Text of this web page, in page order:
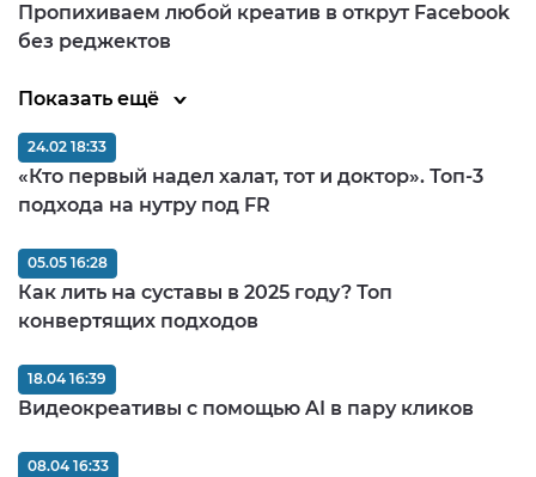
Пропихиваем любой креатив в открут Facebook
без реджектов
Показать ещё
«Кто первый надел халат, тот и доктор». Топ-3
подхода на нутру под FR
24.02 18:33
Как лить на суставы в 2025 году? Топ
конвертящих подходов
05.05 16:28
Видеокреативы с помощью AI в пару кликов
18.04 16:39
08.04 16:33